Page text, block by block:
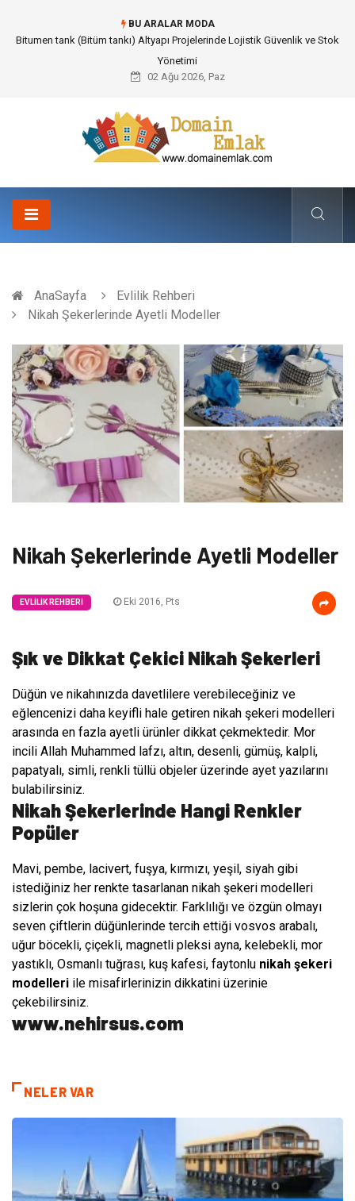
BU ARALAR MODA
Bitumen tank (Bitüm tankı) Altyapı Projelerinde Lojistik Güvenlik ve Stok
Yönetimi
02 Ağu 2026, Paz
AnaSayfa
Evlilik Rehberi
Nikah Şekerlerinde Ayetli Modeller
Nikah Şekerlerinde Ayetli Modeller
EVLILIK REHBERI Eki 2016, Pts
Şık ve Dikkat Çekici Nikah Şekerleri
Düğün ve nikahınızda davetlilere verebileceğiniz ve
eğlencenizi daha keyifli hale getiren nikah şekeri modelleri
arasında en fazla ayetli ürünler dikkat çekmektedir. Mor
incili Allah Muhammed lafzı, altın, desenli, gümüş, kalpli,
papatyalı, simli, renkli tüllü objeler üzerinde ayet yazılarını
bulabilirsiniz.
Nikah Şekerlerinde Hangi Renkler
Popüler
Mavi, pembe, lacivert, fuşya, kırmızı, yeşil, siyah gibi
istediğiniz her renkte tasarlanan nikah şekeri modelleri
sizlerin çok hoşuna gidecektir. Farklılığı ve özgün olmayı
seven çiftlerin düğünlerinde tercih ettiği vosvos arabalı,
uğur böcekli, çiçekli, magnetli pleksi ayna, kelebekli, mor
yastıklı, Osmanlı tuğrası, kuş kafesi, faytonlu nikah şekeri
modelleri ile misafirlerinizin dikkatini üzerinie
çekebilirsiniz.
www.nehirsus.com
NELER VAR